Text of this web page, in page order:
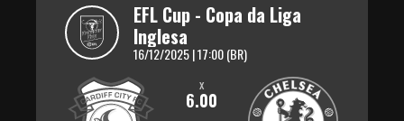
EFL Cup - Copa da Liga
Inglesa
16/12/2025 | 17:00 (BR)
x
6.00